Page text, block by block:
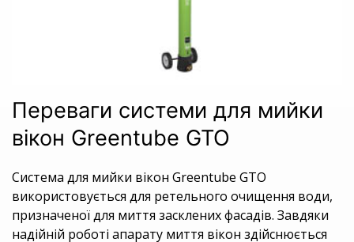
Переваги системи для мийки
вікон Greentube GTO
Система для мийки вікон Greentube GTO
використовується для ретельного очищення води,
призначеної для миття засклених фасадів. Завдяки
надійній роботі апарату миття вікон здійснюється